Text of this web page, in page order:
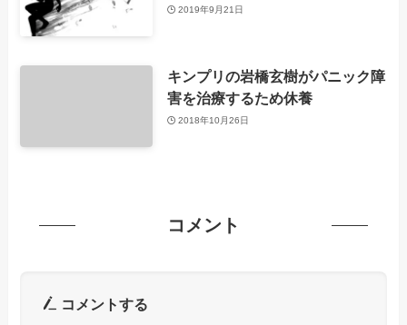
2019年9月21日
キンプリの岩橋玄樹がパニック障
害を治療するため休養
2018年10月26日
コメント
コメントする